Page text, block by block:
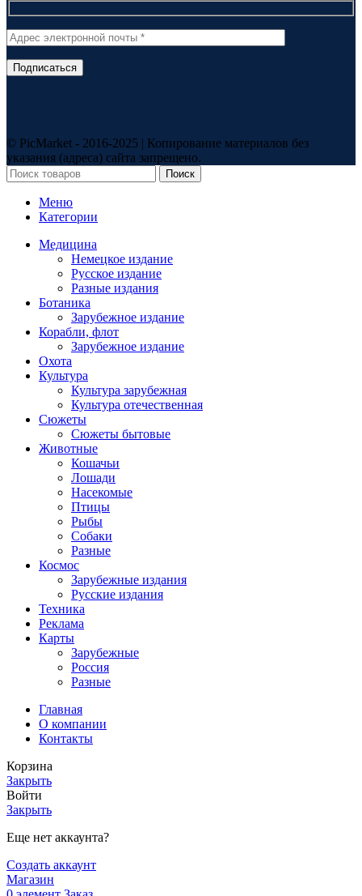
© PicMarket - 2016-2025 | Копирование материалов без
указания (адреса) сайта запрещено.
Поиск
Меню
Категории
Медицина
Немецкое издание
Русское издание
Разные издания
Ботаника
Зарубежное издание
Корабли, флот
Зарубежное издание
Охота
Культура
Культура зарубежная
Культура отечественная
Сюжеты
Сюжеты бытовые
Животные
Кошачьи
Лошади
Насекомые
Птицы
Рыбы
Собаки
Разные
Космос
Зарубежные издания
Русские издания
Техника
Реклама
Карты
Зарубежные
Россия
Разные
Главная
О компании
Контакты
Корзина
Закрыть
Войти
Закрыть
Еще нет аккаунта?
Создать аккаунт
Магазин